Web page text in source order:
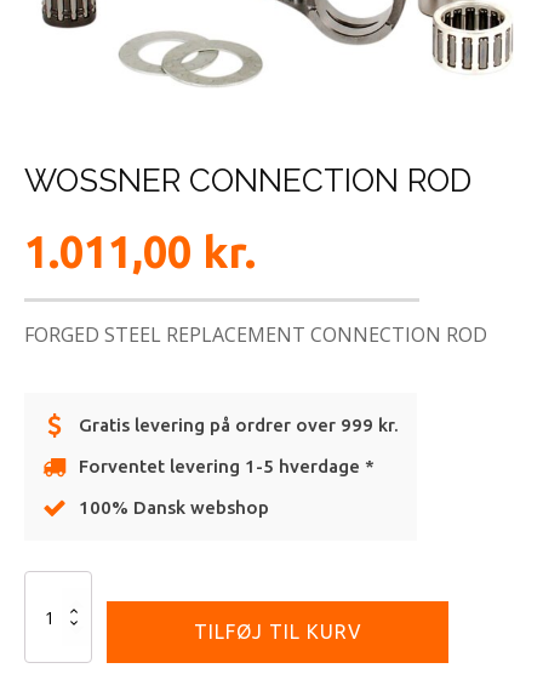
WOSSNER CONNECTION ROD
1.011,00 kr.
FORGED STEEL REPLACEMENT CONNECTION ROD
Gratis levering på ordrer over 999 kr.
Forventet levering 1-5 hverdage *
100% Dansk webshop
CONNECTION
antal
TILFØJ TIL KURV